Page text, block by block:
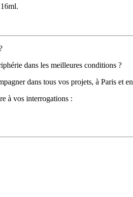
dans les meilleures conditions ?
dans tous vos projets, à Paris et
à vos interrogations :